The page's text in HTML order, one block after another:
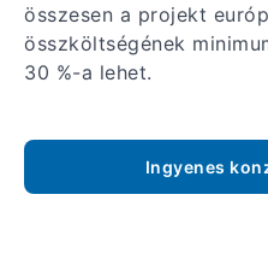
összesen a projekt
összköltségének
30 %-a lehet.
Ingyenes